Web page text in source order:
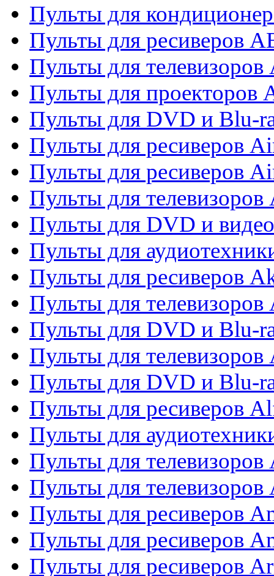
Пульты для
Пульты для ресиверов
Пульты для телевизоров
Пульты для проекторов
Пульты для DVD и Blu-
Пульты для ресиверов
Пульты для ресиверов
Пульты для телевизоров
Пульты для DVD и
Пульты для
Пульты для ресиверов
Пульты для телевизоров
Пульты для DVD и Blu-
Пульты для
Пульты для DVD и Blu-
Пульты для ресиверов
Пульты для
Пульты для
Пульты для
Пульты для ресиверов
Пульты для ресиверов
Пульты для ресиверов